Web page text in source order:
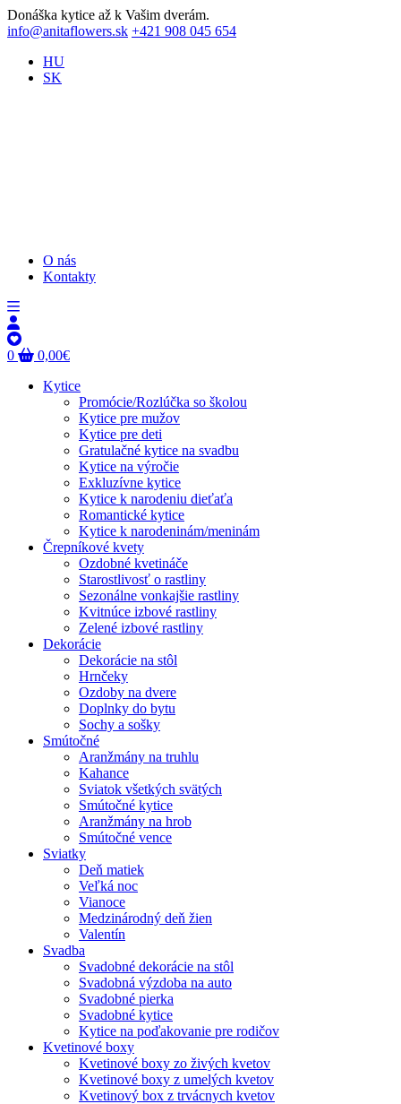
Donáška kytice až k Vašim dverám.
info@anitaflowers.sk +421 908 045 654
HU
SK
O nás
Kontakty
0 0,00€
Kytice
Promócie/Rozlúčka so školou
Kytice pre mužov
Kytice pre deti
Gratulačné kytice na svadbu
Kytice na výročie
Exkluzívne kytice
Kytice k narodeniu dieťaťa
Romantické kytice
Kytice k narodeninám/meninám
Črepníkové kvety
Ozdobné kvetináče
Starostlivosť o rastliny
Sezonálne vonkajšie rastliny
Kvitnúce izbové rastliny
Zelené izbové rastliny
Dekorácie
Dekorácie na stôl
Hrnčeky
Ozdoby na dvere
Doplnky do bytu
Sochy a sošky
Smútočné
Aranžmány na truhlu
Kahance
Sviatok všetkých svätých
Smútočné kytice
Aranžmány na hrob
Smútočné vence
Sviatky
Deň matiek
Veľká noc
Vianoce
Medzinárodný deň žien
Valentín
Svadba
Svadobné dekorácie na stôl
Svadobná výzdoba na auto
Svadobné pierka
Svadobné kytice
Kytice na poďakovanie pre rodičov
Kvetinové boxy
Kvetinové boxy zo živých kvetov
Kvetinové boxy z umelých kvetov
Kvetinový box z trvácnych kvetov